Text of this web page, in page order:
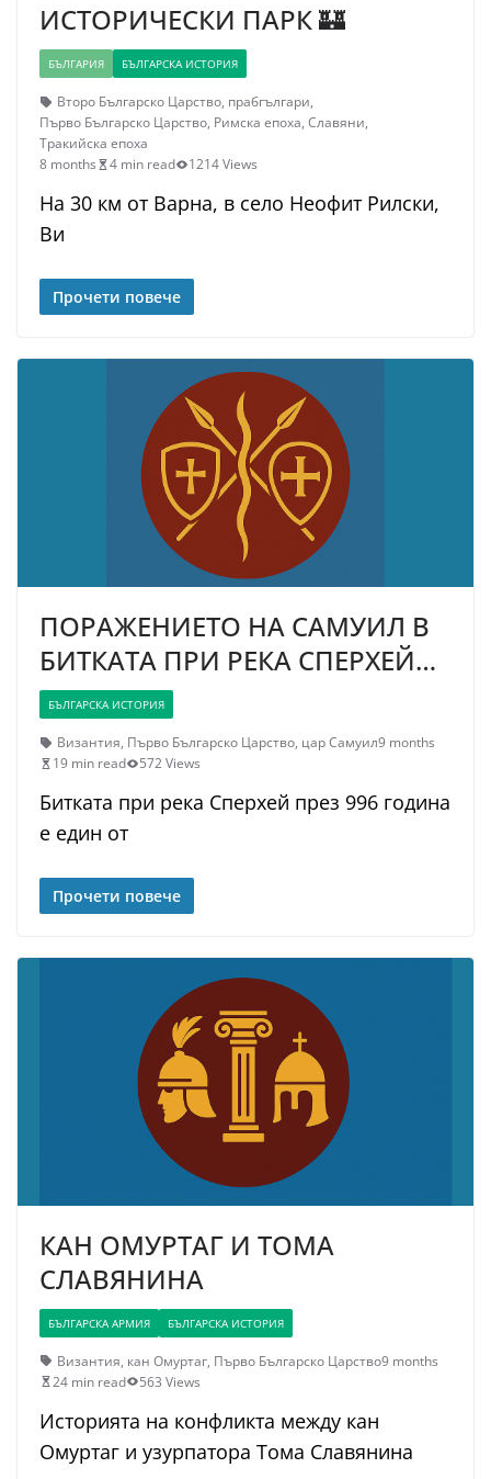
ИСТОРИЧЕСКИ ПАРК 🏰
БЪЛГАРИЯ БЪЛГАРСКА ИСТОРИЯ
Второ Българско Царство, прабгългари,
Първо Българско Царство, Римска епоха, Славяни,
Тракийска епоха
8 months
4 min read 1214 Views
На 30 км от Варна, в село Неофит Рилски,
Ви
Прочети повече
ПОРАЖЕНИЕТО НА САМУИЛ В
БИТКАТА ПРИ РЕКА СПЕРХЕЙ…
БЪЛГАРСКА ИСТОРИЯ
Византия, Първо Българско Царство, цар Самуил9 months
19 min read
572 Views
Битката при река Сперхей през 996 година
е един от
Прочети повече
КАН ОМУРТАГ И ТОМА
СЛАВЯНИНА
БЪЛГАРСКА АРМИЯ БЪЛГАРСКА ИСТОРИЯ
Византия, кан Омуртаг, Първо Българско Царство9 months
24 min read
563 Views
Историята на конфликта между кан
Омуртаг и узурпатора Тома Славянина